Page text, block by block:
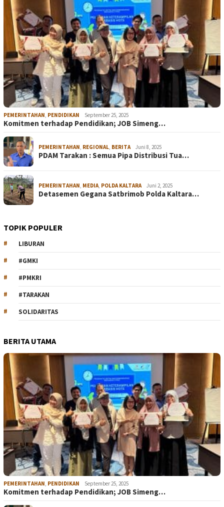
PEMERINTAHAN, PENDIDIKAN September 25, 2025
Komitmen terhadap Pendidikan; JOB Simeng…
PEMERINTAHAN, REGIONAL, BERITA Juni 8, 2025
PDAM Tarakan : Semua Pipa Distribusi Tua…
PEMERINTAHAN, MEDIA, POLDA KALTARA Juni 2, 2025
Detasemen Gegana Satbrimob Polda Kaltara…
TOPIK POPULER
LIBURAN
#GMKI
#PMKRI
#TARAKAN
SOLIDARITAS
BERITA UTAMA
PEMERINTAHAN, PENDIDIKAN September 25, 2025
Komitmen terhadap Pendidikan; JOB Simeng…